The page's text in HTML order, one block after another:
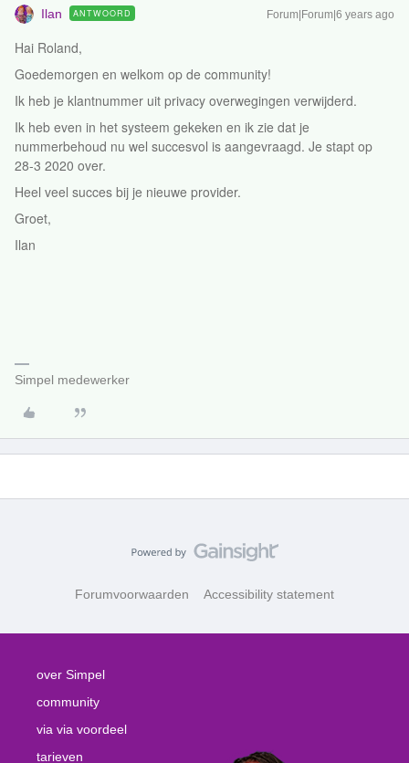
Ilan ANTWOORD Forum|Forum|6 years ago
Hai Roland,
Goedemorgen en welkom op de community!
Ik heb je klantnummer uit privacy overwegingen verwijderd.
Ik heb even in het systeem gekeken en ik zie dat je
nummerbehoud nu wel succesvol is aangevraagd. Je stapt op
28-3 2020 over.
Heel veel succes bij je nieuwe provider.
Groet,
Ilan
Simpel medewerker
Forumvoorwaarden Accessibility statement
over Simpel
community
via via voordeel
tarieven